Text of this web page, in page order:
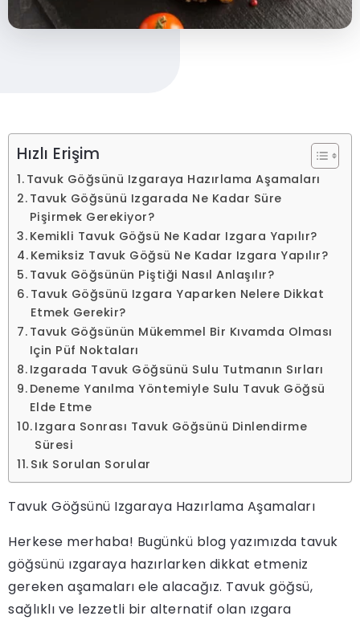
Hızlı Erişim
Tavuk Göğsünü Izgaraya Hazırlama Aşamaları
Tavuk Göğsünü Izgarada Ne Kadar Süre
Pişirmek Gerekiyor?
Kemikli Tavuk Göğsü Ne Kadar Izgara Yapılır?
Kemiksiz Tavuk Göğsü Ne Kadar Izgara Yapılır?
Tavuk Göğsünün Piştiği Nasıl Anlaşılır?
Tavuk Göğsünü Izgara Yaparken Nelere Dikkat
Etmek Gerekir?
Tavuk Göğsünün Mükemmel Bir Kıvamda Olması
Için Püf Noktaları
Izgarada Tavuk Göğsünü Sulu Tutmanın Sırları
Deneme Yanılma Yöntemiyle Sulu Tavuk Göğsü
Elde Etme
Izgara Sonrası Tavuk Göğsünü Dinlendirme
Süresi
Sık Sorulan Sorular
Tavuk Göğsünü Izgaraya Hazırlama Aşamaları
Herkese merhaba! Bugünkü blog yazımızda tavuk
göğsünü ızgaraya hazırlarken dikkat etmeniz
gereken aşamaları ele alacağız. Tavuk göğsü,
sağlıklı ve lezzetli bir alternatif olan ızgara